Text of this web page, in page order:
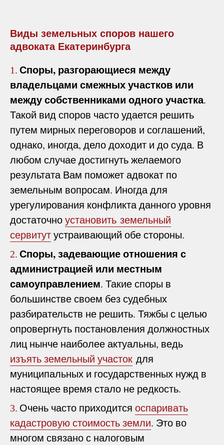
Виды земельных споров нашего
адвоката Екатеринбурга
1. Споры, разгорающиеся между
владельцами смежных участков или
между собственниками одного участка.
Такой вид споров часто удается решить
путем мирных переговоров и соглашений,
однако, иногда, дело доходит и до суда. В
любом случае достигнуть желаемого
результата Вам поможет адвокат по
земельным вопросам. Иногда для
урегулирования конфликта данного уровня
достаточноустановить земельный
сервитутустраивающий обе стороны.
2. Споры, задевающие отношения с
администрацией или местным
самоуправлением. Такие споры в
большинстве своем без судебных
разбирательств не решить. Тяжбы с целью
опровергнуть постановления должностных
лиц нынче наиболее актуальны, ведь
изъять земельный участок для
муниципальных и государственных нужд в
настоящее время стало не редкость.
3. Очень часто приходится оспаривать
кадастровую стоимость земли. Это во
многом связано с налоговым